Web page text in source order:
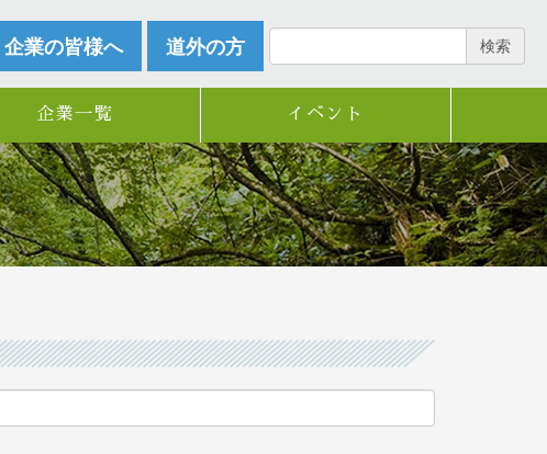
企業の皆様へ 道外の方 検索
企業一覧 イベント